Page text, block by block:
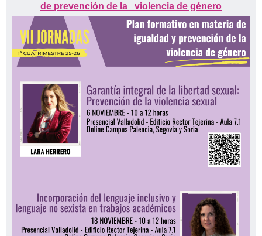
de prevención de la
violencia de género